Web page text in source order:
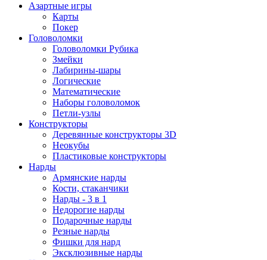
Азартные игры
Карты
Покер
Головоломки
Головоломки Рубика
Змейки
Лабирины-шары
Логические
Математические
Наборы головоломок
Петли-узлы
Конструкторы
Деревянные конструкторы 3D
Неокубы
Пластиковые конструкторы
Нарды
Армянские нарды
Кости, стаканчики
Нарды - 3 в 1
Недорогие нарды
Подарочные нарды
Резные нарды
Фишки для нард
Эксклюзивные нарды